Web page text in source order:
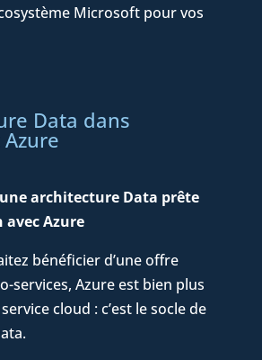
Microsoft pour vos
Data dans
architecture Data prête
Azure
bénéficier d’une offre
services, Azure est bien plus
cloud : c’est le socle de